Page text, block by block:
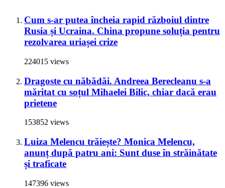
Cum s-ar putea încheia rapid războiul dintre
Rusia și Ucraina. China propune soluția pentru
rezolvarea uriașei crize
224015 views
Dragoste cu năbădăi. Andreea Berecleanu s-a
măritat cu soțul Mihaelei Bilic, chiar dacă erau
prietene
153852 views
Luiza Melencu trăiește? Monica Melencu,
anunț după patru ani: Sunt duse în străinătate
și traficate
147396 views